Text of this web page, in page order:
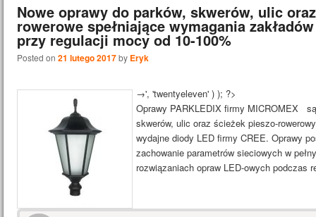
Nowe oprawy do parków, skwerów, ulic
rowerowe spełniające wymagania
przy regulacji mocy od 10-100%
Posted on 21 lutego 2017by Eryk
→', 'twentyeleven' ) ); ?>
Oprawy PARKLEDIX firmy MICROMEX
skwerów, ulic oraz ścieżek pieszo-
wydajne diody LED firmy CREE. Oprawy
zachowanie parametrów sieciowych w
rozwiązaniach opraw LED-owych